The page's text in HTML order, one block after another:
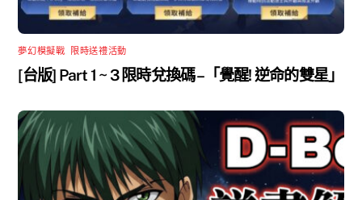
夢幻模擬戰 限時送禮活動
[台版] Part 1 ~ 3 限時兌換碼 –「覺醒! 逆命的雙星」